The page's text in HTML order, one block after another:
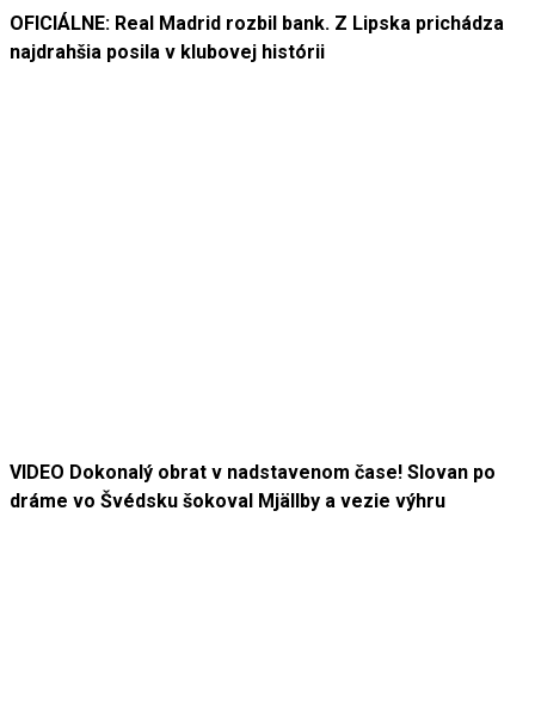
OFICIÁLNE: Real Madrid rozbil bank. Z Lipska prichádza
najdrahšia posila v klubovej histórii
VIDEO Dokonalý obrat v nadstavenom čase! Slovan po
dráme vo Švédsku šokoval Mjällby a vezie výhru